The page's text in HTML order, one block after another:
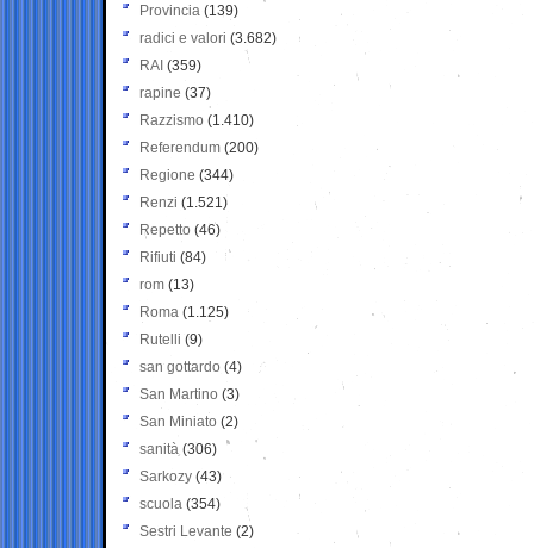
Provincia (139)
radici e valori (3.682)
RAI (359)
rapine (37)
Razzismo (1.410)
Referendum (200)
Regione (344)
Renzi (1.521)
Repetto (46)
Rifiuti (84)
rom (13)
Roma (1.125)
Rutelli (9)
san gottardo (4)
San Martino (3)
San Miniato (2)
sanità (306)
Sarkozy (43)
scuola (354)
Sestri Levante (2)